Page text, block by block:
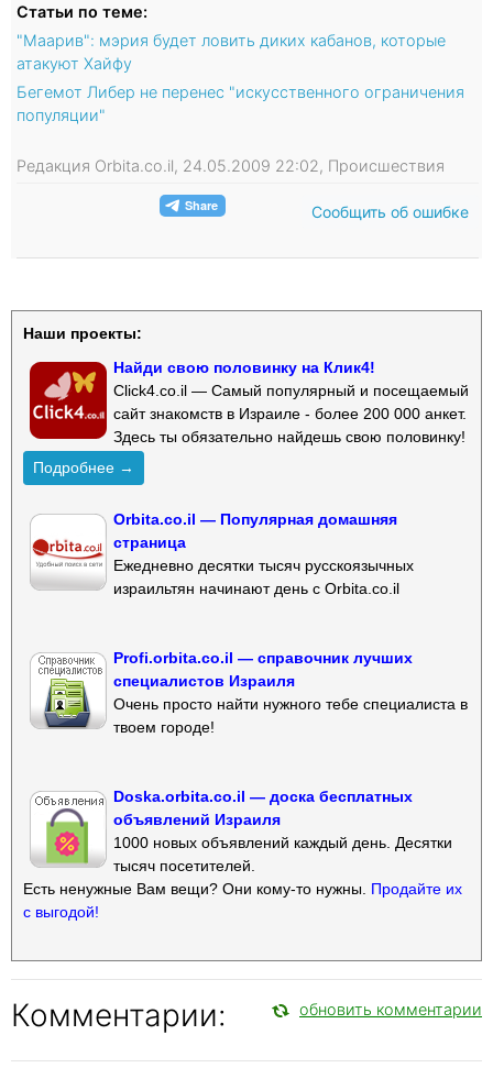
Статьи по теме:
"Маарив": мэрия будет ловить диких кабанов, которые
атакуют Хайфу
Бегемот Либер не перенес "искусственного ограничения
популяции"
Редакция Orbita.co.il, 24.05.2009 22:02, Происшествия
Сообщить об ошибке
Наши проекты:
Найди свою половинку на Клик4!
Click4.co.il — Самый популярный и посещаемый
сайт знакомств в Израиле - более 200 000 анкет.
Здесь ты обязательно найдешь свою половинку!
Подробнее →
Orbita.co.il — Популярная домашняя
страница
Ежедневно десятки тысяч русскоязычных
израильтян начинают день с Orbita.co.il
Profi.orbita.co.il — справочник лучших
специалистов Израиля
Очень просто найти нужного тебе специалиста в
твоем городе!
Doska.orbita.co.il — доска бесплатных
объявлений Израиля
1000 новых объявлений каждый день. Десятки
тысяч посетителей.
Есть ненужные Вам вещи? Они кому-то нужны. Продайте их
с выгодой!
Комментарии: обновить комментарии